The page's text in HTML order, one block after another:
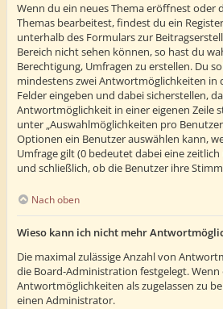
Wenn du ein neues Thema eröffnest oder
Themas bearbeitest, findest du ein
unterhalb des Formulars zur
Bereich nicht sehen können, so hast du
Berechtigung, Umfragen zu erstellen. Du
mindestens zwei Antwortmöglichkeiten in
Felder eingeben und dabei sicherstellen,
Antwortmöglichkeit in einer eigenen Zeile
unter „Auswahlmöglichkeiten pro
Optionen ein Benutzer auswählen kann,
Umfrage gilt (0 bedeutet dabei eine
und schließlich, ob die Benutzer ihre
Nach oben
Wieso kann ich nicht mehr
Die maximal zulässige Anzahl von
die Board-Administration festgelegt.
Antwortmöglichkeiten als zugelassen zu
einen Administrator.